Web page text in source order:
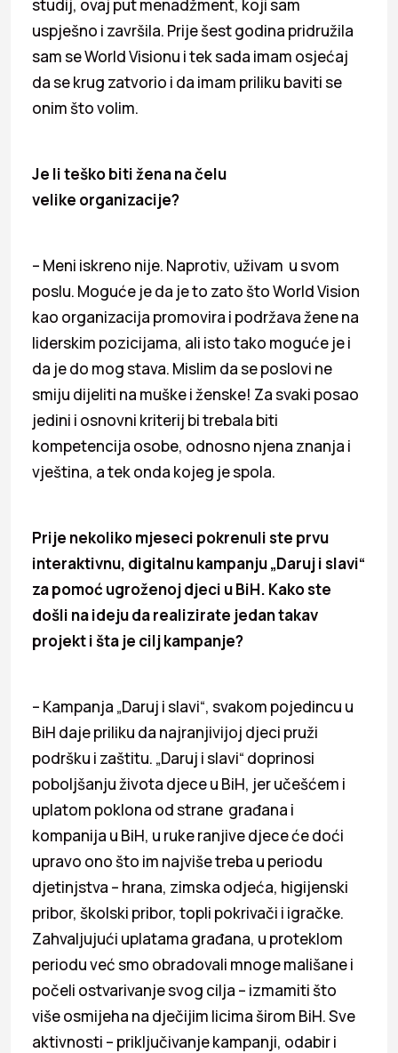
studij, ovaj put menadžment, koji sam
uspješno i završila. Prije šest godina pridružila
sam se World Visionu i tek sada imam osjećaj
da se krug zatvorio i da imam priliku baviti se
onim što volim.
Je li teško biti žena na čelu
velike organizacije?
– Meni iskreno nije. Naprotiv, uživam u svom
poslu. Moguće je da je to zato što World Vision
kao organizacija promovira i podržava žene na
liderskim pozicijama, ali isto tako moguće je i
da je do mog stava. Mislim da se poslovi ne
smiju dijeliti na muške i ženske! Za svaki posao
jedini i osnovni kriterij bi trebala biti
kompetencija osobe, odnosno njena znanja i
vještina, a tek onda kojeg je spola.
Prije nekoliko mjeseci pokrenuli ste prvu
interaktivnu, digitalnu kampanju „Daruj i slavi“
za pomoć ugroženoj djeci u BiH. Kako ste
došli na ideju da realizirate jedan takav
projekt i šta je cilj kampanje?
– Kampanja „Daruj i slavi“, svakom pojedincu u
BiH daje priliku da najranjivijoj djeci pruži
podršku i zaštitu. „Daruj i slavi“ doprinosi
poboljšanju života djece u BiH, jer učešćem i
uplatom poklona od strane građana i
kompanija u BiH, u ruke ranjive djece će doći
upravo ono što im najviše treba u periodu
djetinjstva – hrana, zimska odjeća, higijenski
pribor, školski pribor, topli pokrivači i igračke.
Zahvaljujući uplatama građana, u proteklom
periodu već smo obradovali mnoge mališane i
počeli ostvarivanje svog cilja – izmamiti što
više osmijeha na dječijim licima širom BiH. Sve
aktivnosti – priključivanje kampanji, odabir i